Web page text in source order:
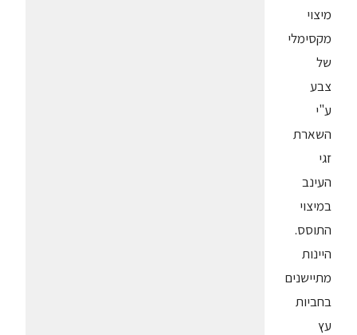
מיצוי
מקסימלי
של
צבע
ע"י
השארת
זגי
העינב
במיצוי
התוסס.
היינות
מתיישנים
בחביות
עץ